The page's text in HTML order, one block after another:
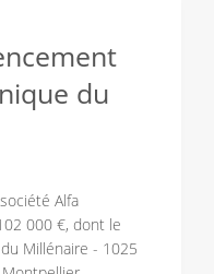
du
Alfa
000 €, dont le
Millénaire - 1025